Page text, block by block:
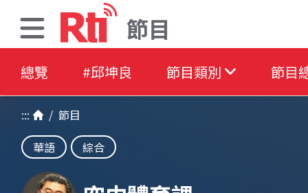
節目
總覽 #邱坤良 節目類別 節目
::: / 節目
華語
綜合